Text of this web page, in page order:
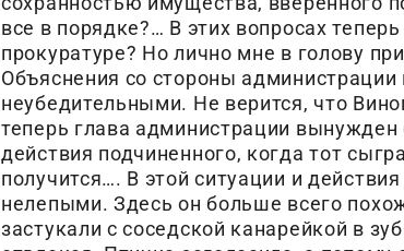
все в порядке?… В этих вопросах
прокуратуре? Но лично мне в голову
Объяснения со стороны администрации
неубедительными. Не верится, что
теперь глава администрации вынужден
действия подчиненного, когда тот
получится…. В этой ситуации и
нелепыми. Здесь он больше всего
застукали с соседской канарейкой в